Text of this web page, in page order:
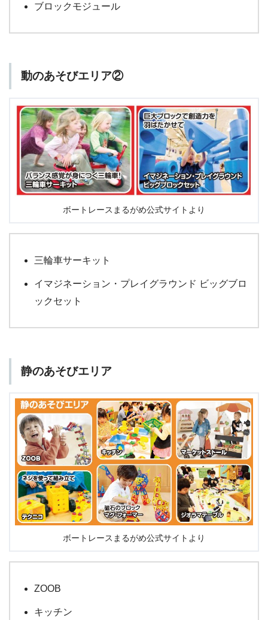
ブロックモジュール
動のあそびエリア②
ボートレースまるがめ公式サイトより
三輪車サーキット
イマジネーション・プレイグラウンド ビッグブロ
ックセット
静のあそびエリア
ボートレースまるがめ公式サイトより
ZOOB
キッチン